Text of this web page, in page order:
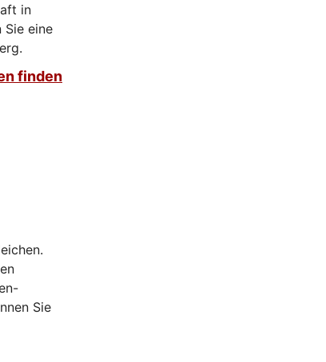
in
Sie eine
finden
Sie